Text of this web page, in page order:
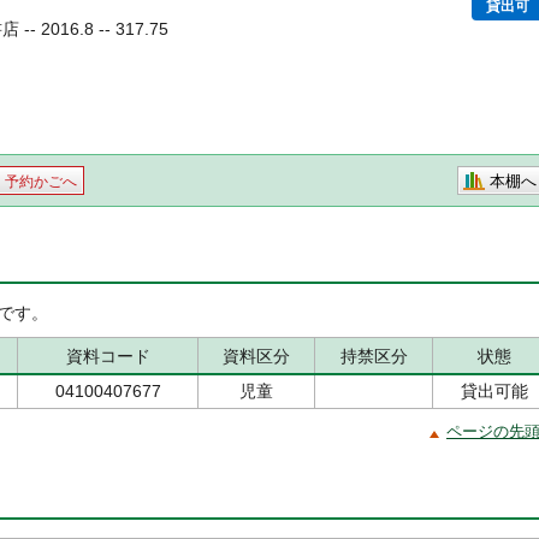
貸出可
-- 2016.8 -- 317.75
予約かごへ 本棚へ
す。
資料コード 資料区分 持禁区分
状態
04100407677
児童 貸出可能
ページの先